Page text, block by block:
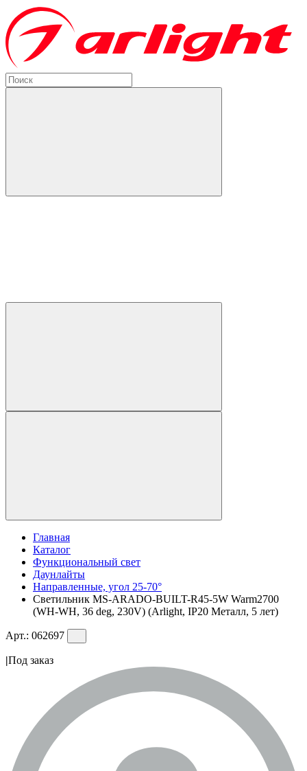
Главная
Каталог
Функциональный свет
Даунлайты
Направленные, угол 25-70°
Светильник MS-ARADO-BUILT-R45-5W Warm2700
(WH-WH, 36 deg, 230V) (Arlight, IP20 Металл, 5 лет)
Арт.: 062697
|Под заказ